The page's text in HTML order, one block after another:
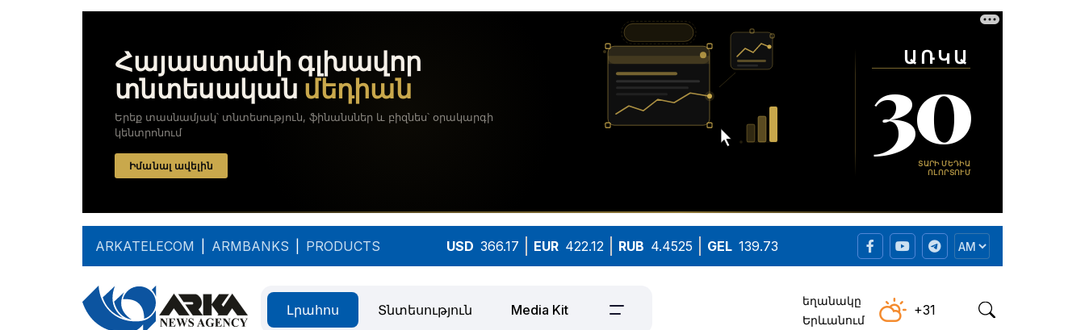
ARKATELECOM ARMBANKS PRODUCTS USD 366.17 EUR 422.12 RUB 4.4525 GEL 139.73
Լրահոս Տնտեսություն Media Kit
եղանակը
Երևանում
+31